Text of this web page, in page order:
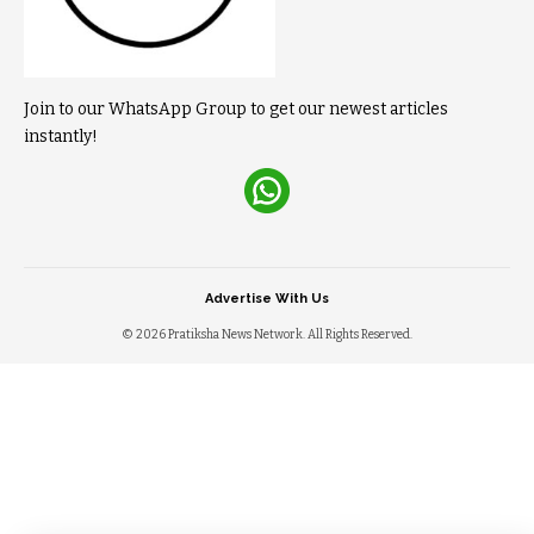
Join to our WhatsApp Group to get our newest articles
instantly!
© 2026 Pratiksha News Network. All Rights Reserved.
Advertise With Us